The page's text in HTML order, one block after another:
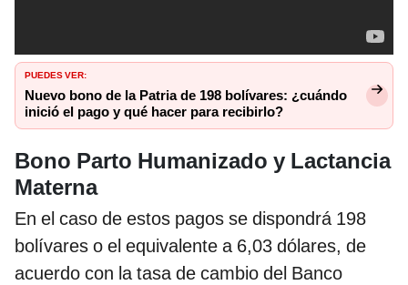
PUEDES VER:
Nuevo bono de la Patria de 198 bolívares: ¿cuándo
inició el pago y qué hacer para recibirlo?
Bono Parto Humanizado y Lactancia
Materna
En el caso de estos pagos se dispondrá 198
bolívares o el equivalente a 6,03 dólares, de
acuerdo con la tasa de cambio del Banco